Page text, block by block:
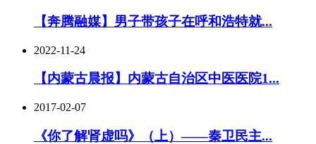
【奔腾融媒】男子带孩子在呼和浩特就...
2022-11-24
【内蒙古晨报】内蒙古自治区中医医院1...
2017-02-07
《你了解肾虚吗》（上）——秦卫民主...